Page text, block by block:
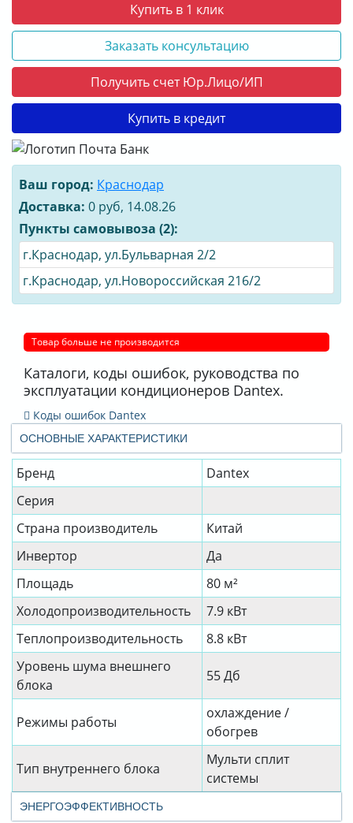
ОСНОВНЫЕ ХАРАКТЕРИСТИКИ
Бренд
Dantex
Серия
Страна производитель
Китай
Инвертор
Да
Площадь
80 м²
Холодопроизводительность
7.9 кВт
Теплопроизводительность
8.8 кВт
Уровень шума внешнего
блока
55 Дб
Режимы работы
охлаждение /
обогрев
Тип внутреннего блока
Мульти сплит
системы
ЭНЕРГОЭФФЕКТИВНОСТЬ
Купить в 1 клик
Заказать консультацию
Получить счет Юр.Лицо/ИП
Купить в кредит
Ваш город: Краснодар
Доставка: 0 руб, 14.08.26
Пункты самовывоза (2):
г.Краснодар, ул.Бульварная 2/2
г.Краснодар, ул.Новороссийская 216/2
Товар больше не производится
Каталоги, коды ошибок, руководства по
эксплуатации кондиционеров Dantex.
Коды ошибок Dantex